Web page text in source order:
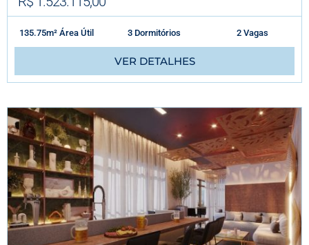
135.75m² Área Útil 3 Dormitórios 2 Vagas
VER DETALHES